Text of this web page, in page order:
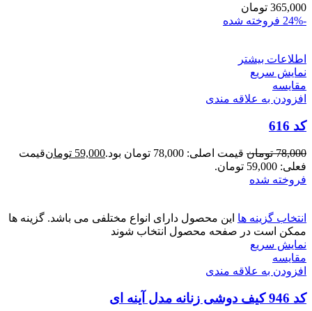
365,000 تومان
-24%
فروخته شده
اطلاعات بیشتر
نمایش سریع
مقايسه
افزودن به علاقه مندی
کد 616
78,000 تومان قیمت اصلی: 78,000 تومان بود. 59,000 تومانقیمت
فعلی: 59,000 تومان.
فروخته شده
انتخاب گزینه ها این محصول دارای انواع مختلفی می باشد. گزینه ها
ممکن است در صفحه محصول انتخاب شوند
نمایش سریع
مقايسه
افزودن به علاقه مندی
کد 946 کیف دوشی زنانه مدل آینه ای